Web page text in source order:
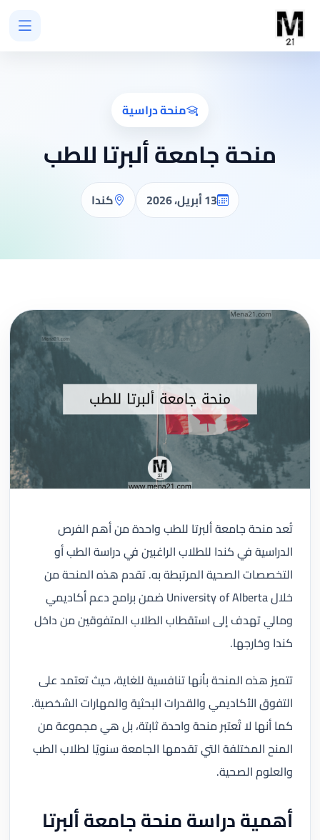
منحة دراسية
منحة جامعة ألبرتا للطب
13 أبريل، 2026 كندا
تُعد منحة جامعة ألبرتا للطب واحدة من أهم الفرص
الدراسية في كندا للطلاب الراغبين في دراسة الطب أو
التخصصات الصحية المرتبطة به. تقدم هذه المنحة من
خلال University of Alberta ضمن برامج دعم أكاديمي
ومالي تهدف إلى استقطاب الطلاب المتفوقين من داخل
كندا وخارجها.
تتميز هذه المنحة بأنها تنافسية للغاية، حيث تعتمد على
التفوق الأكاديمي والقدرات البحثية والمهارات الشخصية.
كما أنها لا تُعتبر منحة واحدة ثابتة، بل هي مجموعة من
المنح المختلفة التي تقدمها الجامعة سنويًا لطلاب الطب
والعلوم الصحية.
أهمية دراسة منحة جامعة ألبرتا